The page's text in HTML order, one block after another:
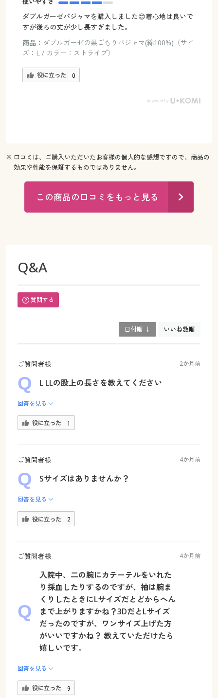
ダブルガーゼパジャマを購入しました😊着心地は良いで
すが後ろの丈が少し長すぎました。
商品： ダブルガーゼの巣ごもりパジャマ(綿100%)（サイ
ズ：L / カラー：ストライプ）
役に立った 0
※ 口コミは、ご購入いただいたお客様の個人的な感想ですので、商品の
効果や性能を保証するものではありません。
この商品の口コミをもっと見る
Q&A
質問する
日付順 ↓ いいね数順
ご質問者様 2か月前
L LLの股上の長さを教えてください
回答を見る
役に立った 1
ご質問者様 4か月前
Sサイズはありませんか？
回答を見る
役に立った 2
ご質問者様 4か月前
入院中、二の腕にカテーテルをいれた
り採血したりするのですが、袖は腕ま
くりしたときにLサイズだとどからへん
まで上がりますかね？3DだとLサイズ
だったのですが、ワンサイズ上げた方
がいいですかね？ 教えていただけたら
嬉しいです。
回答を見る
役に立った 9